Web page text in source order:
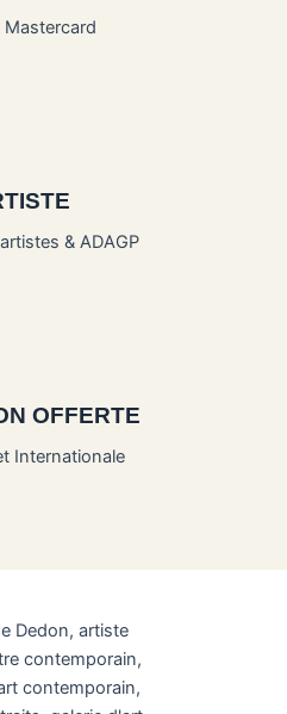
Mastercard
& ADAGP
OFFERTE
Internationale